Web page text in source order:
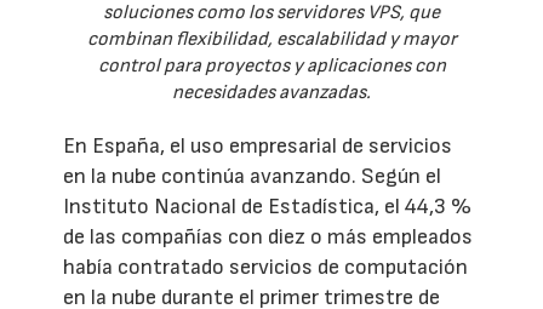
soluciones como los servidores VPS, que
combinan flexibilidad, escalabilidad y mayor
control para proyectos y aplicaciones con
necesidades avanzadas.
En España, el uso empresarial de servicios
en la nube continúa avanzando. Según el
Instituto Nacional de Estadística, el 44,3 %
de las compañías con diez o más empleados
había contratado servicios de computación
en la nube durante el primer trimestre de